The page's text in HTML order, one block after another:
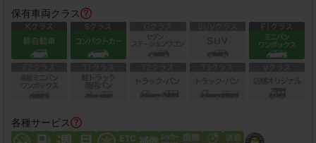
保有車両クラス
各種サービス